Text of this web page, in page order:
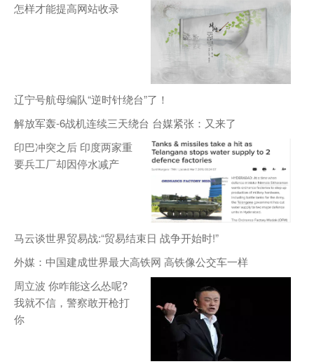
怎样才能提高网站收录
辽宁号航母编队“逆时针绕台”了！
解放军轰-6战机连续三天绕台 台媒紧张：又来了
印巴冲突之后 印度两家重
要兵工厂却因停水减产
马云谈世界贸易战:“贸易结束日 战争开始时!”
外媒：中国建成世界最大高铁网 高铁像公交车一样
周立波 你咋能这么怂呢?
我就不信，警察敢开枪打
你